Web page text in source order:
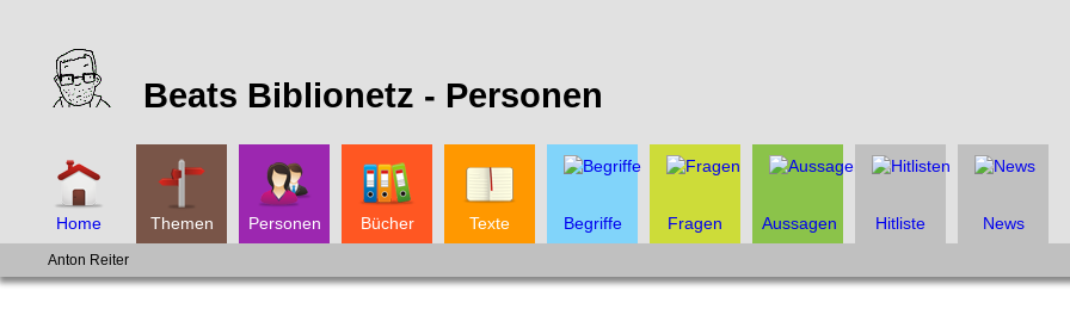
Beats Biblionetz - Personen
Home Themen Personen Bücher Texte Begriffe Fragen Aussagen Hitliste News
Anton Reiter